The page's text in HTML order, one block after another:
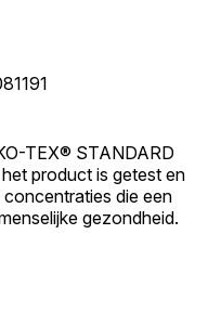
TEX® STANDARD
product is getest en
die een
gezondheid.